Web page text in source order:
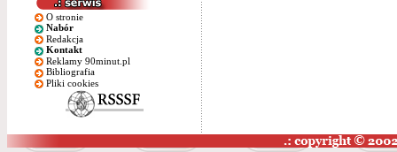
O stronie
Nabór
Redakcja
Kontakt
Reklamy 90minut.pl
Bibliografia
Pliki cookies